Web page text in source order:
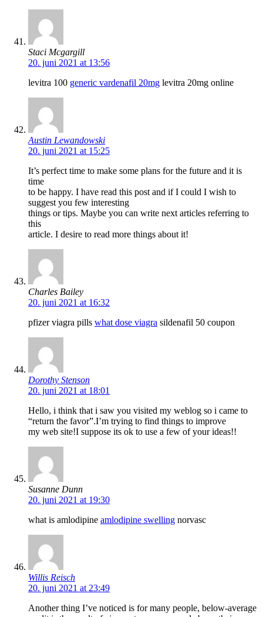
Staci Mcgargill
20. juni 2021 at 13:56
levitra 100 generic vardenafil 20mg levitra 20mg online
Austin Lewandowski
20. juni 2021 at 15:25
It’s perfect time to make some plans for the future and it is
time
to be happy. I have read this post and if I could I wish to
suggest you few interesting
things or tips. Maybe you can write next articles referring to
this
article. I desire to read more things about it!
Charles Bailey
20. juni 2021 at 16:32
pfizer viagra pills what dose viagra sildenafil 50 coupon
Dorothy Stenson
20. juni 2021 at 18:01
Hello, i think that i saw you visited my weblog so i came to
“return the favor”.I’m trying to find things to improve
my web site!I suppose its ok to use a few of your ideas!!
Susanne Dunn
20. juni 2021 at 19:30
what is amlodipine amlodipine swelling norvasc
Willis Reisch
20. juni 2021 at 23:49
Another thing I’ve noticed is for many people, below-average